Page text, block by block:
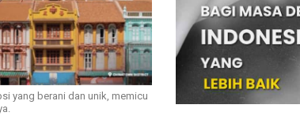
yang berani dan unik, memicu